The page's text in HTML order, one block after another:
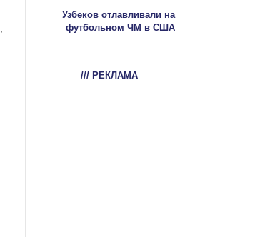
Узбеков отлавливали на
футбольном ЧМ в США
/// РЕКЛАМА